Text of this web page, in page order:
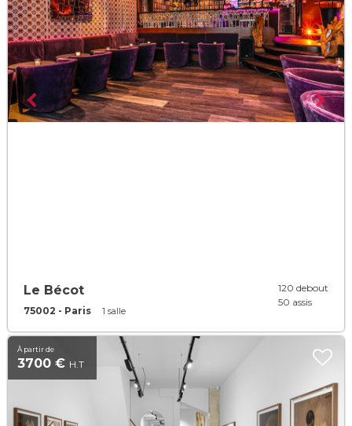
Le Bécot
75002 - Paris 1 salle
120 debout
50 assis
À partir de
3700 € H.T